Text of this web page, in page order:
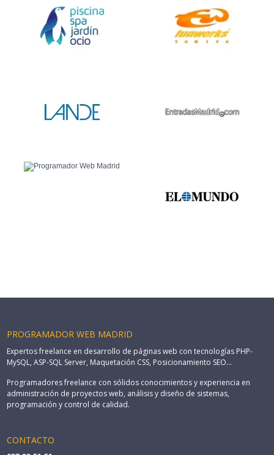
PROGRAMADOR WEB MADRID
Expertos freelance en desarrollo de páginas web con tecnologías PHP-
MySQL, ASP-SQL Server, Maquetación CSS, Posicionamiento SEO...
Programadores freelance con sólidos conocimientos y experiencia en
administración de proyectos web, análisis y diseño de sistemas,
programación y control de calidad.
CONTACTO